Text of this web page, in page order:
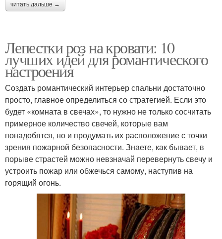
читать дальше →
Лепестки роз на кровати: 10
лучших идей для романтического
настроения
Создать романтический интерьер спальни достаточно
просто, главное определиться со стратегией. Если это
будет «комната в свечах», то нужно не только сосчитать
примерное количество свечей, которые вам
понадобятся, но и продумать их расположение с точки
зрения пожарной безопасности. Знаете, как бывает, в
порыве страстей можно невзначай перевернуть свечу и
устроить пожар или обжечься самому, наступив на
горящий огонь.